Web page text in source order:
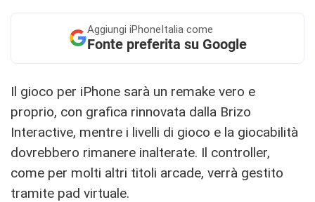
Aggiungi iPhoneItalia come
Fonte preferita su Google
Il gioco per iPhone sarà un remake vero e
proprio, con grafica rinnovata dalla Brizo
Interactive, mentre i livelli di gioco e la giocabilità
dovrebbero rimanere inalterate. Il controller,
come per molti altri titoli arcade, verrà gestito
tramite pad virtuale.